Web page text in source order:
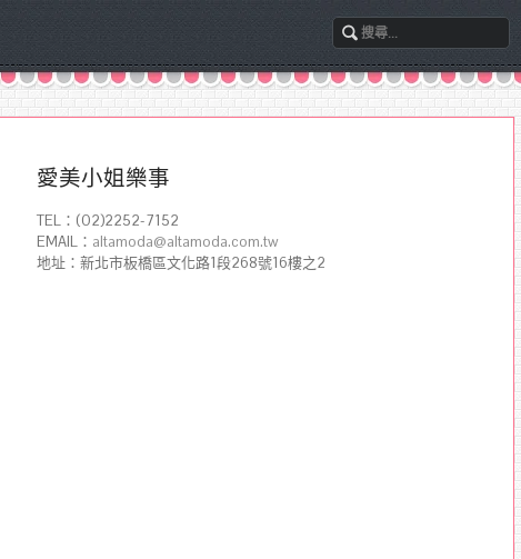
愛美小姐樂事
TEL：(02)2252-7152
EMAIL： altamoda@altamoda.com.tw
地址：新北市板橋區文化路1段268號16樓之2